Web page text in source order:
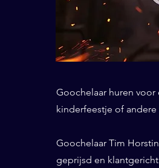
Goochelaar huren
kinderfeestje of
Goochelaar Tim
geprijsd en